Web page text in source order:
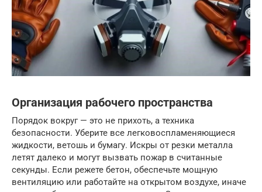
Организация рабочего пространства
Порядок вокруг — это не прихоть, а техника
безопасности. Уберите все легковоспламеняющиеся
жидкости, ветошь и бумагу. Искры от резки металла
летят далеко и могут вызвать пожар в считанные
секунды. Если режете бетон, обеспечьте мощную
вентиляцию или работайте на открытом воздухе, иначе